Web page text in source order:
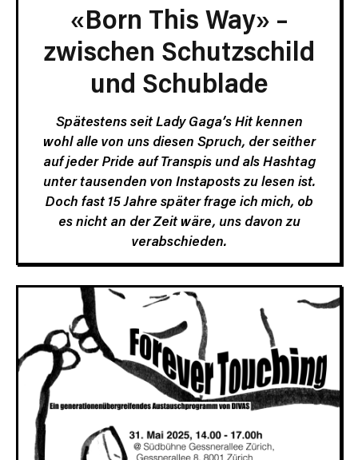
«Born This Way» –
zwischen Schutzschild
und Schublade
Spätestens seit Lady Gaga’s Hit kennen
wohl alle von uns diesen Spruch, der seither
auf jeder Pride auf Transpis und als Hashtag
unter tausenden von Instaposts zu lesen ist.
Doch fast 15 Jahre später frage ich mich, ob
es nicht an der Zeit wäre, uns davon zu
verabschieden.